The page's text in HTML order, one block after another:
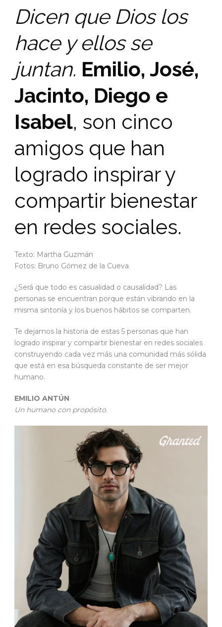
Dicen que Dios los
hace y ellos se
juntan. Emilio, José,
Jacinto, Diego e
Isabel, son cinco
amigos que han
logrado inspirar y
compartir bienestar
en redes sociales.
Texto: Martha Guzmán
Fotos: Bruno Gómez de la Cueva
¿Será que todo es casualidad o causalidad? Las
personas se encuentran porque están vibrando en la
misma sintonía y los buenos hábitos se comparten.
Te dejamos la historia de estas 5 personas que han
logrado inspirar y compartir bienestar en redes sociales
construyendo cada vez más una comunidad más sólida
que está en esa búsqueda constante de ser mejor
humano.
EMILIO ANTÚN
Un humano con propósito.